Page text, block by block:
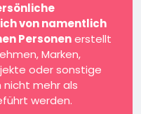
von namentlich
Personenerstellt
Marken,
oder sonstige
mehr als
werden.